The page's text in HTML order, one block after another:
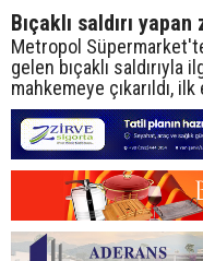
Bıçaklı saldırı
Metropol
gelen bıçaklı saldırıyla
mahkemeye çıkarıldı,